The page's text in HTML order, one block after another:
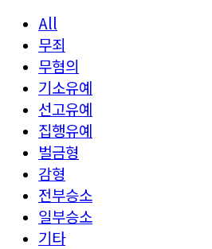
All
무죄
무혐의
기소유예
선고유예
집행유예
벌금형
감형
전부승소
일부승소
기타